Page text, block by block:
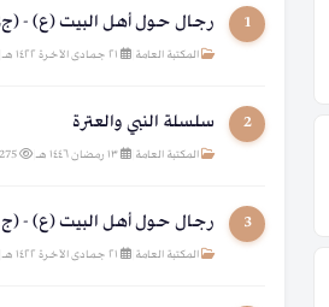
1 رجال حول أهل البيت (ع) - (ج2)
المكتبة العامة |
2 سلسلة النبي والعترة
المكتبة العامة |
3 رجال حول أهل البيت (ع) - (ج1)
المكتبة العامة |